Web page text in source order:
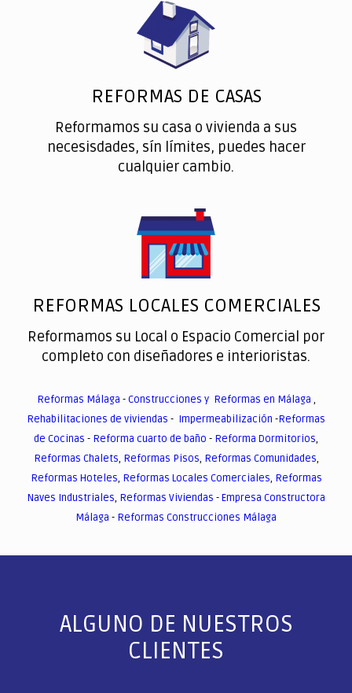
REFORMAS DE CASAS
Reformamos su casa o vivienda a sus
necesisdades, sín límites, puedes hacer
cualquier cambio.
REFORMAS LOCALES COMERCIALES
Reformamos su Local o Espacio Comercial por
completo con diseñadores e interioristas.
Reformas Málaga -Construcciones y Reformas en Málaga ,
Rehabilitaciones de viviendas - Impermeabilización -Reformas
de Cocinas - Reforma cuarto de baño - Reforma Dormitorios,
Reformas Chalets, Reformas Pisos, Reformas Comunidades,
Reformas Hoteles, Reformas Locales Comerciales, Reformas
Naves Industriales, Reformas Viviendas -Empresa Constructora
Málaga - Reformas Construcciones Málaga
ALGUNO DE NUESTROS
CLIENTES